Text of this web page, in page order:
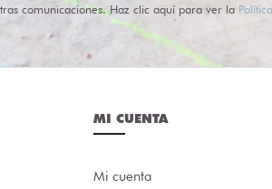
comunicaciones. Haz clic aquí para ver la
MI CUENTA
Mi cuenta